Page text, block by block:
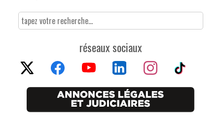
réseaux sociaux